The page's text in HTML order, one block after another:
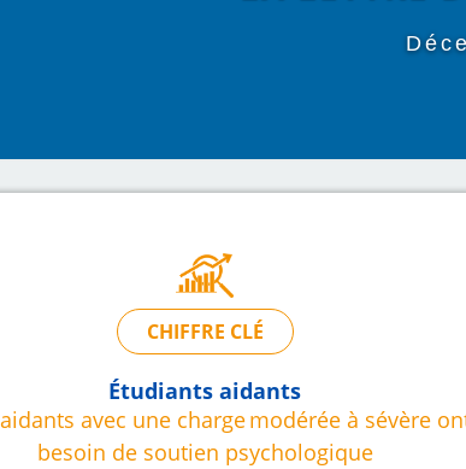
CHIFFRE CLÉ
Étudiants aidants
avec une chargemodérée à sévère
besoin de soutien psychologique